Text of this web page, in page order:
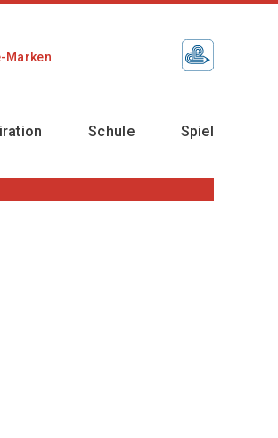
Marken
Schule Spiel